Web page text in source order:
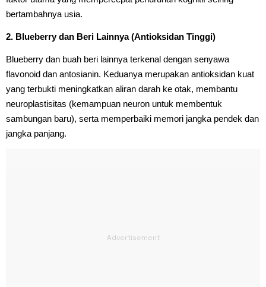
bertambahnya usia.
2. Blueberry dan Beri Lainnya (Antioksidan Tinggi)
Blueberry dan buah beri lainnya terkenal dengan senyawa
flavonoid dan antosianin. Keduanya merupakan antioksidan kuat
yang terbukti meningkatkan aliran darah ke otak, membantu
neuroplastisitas (kemampuan neuron untuk membentuk
sambungan baru), serta memperbaiki memori jangka pendek dan
jangka panjang.